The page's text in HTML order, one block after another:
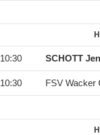
10:30 SCHOTT
10:30 FSV Wacker